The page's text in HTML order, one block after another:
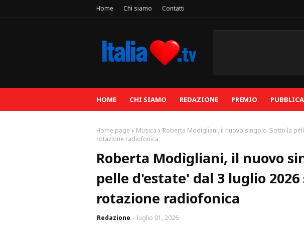
Home Chi siamo Contatti
HOME CHI SIAMO REDAZIONE PREMIO
Home page Musica
Roberta Modìgliani, il nuovo singolo 'Sotto la
rotazione radiofonica
Roberta Modìgliani, il nuovo
pelle d'estate' dal 3 luglio 2026
rotazione radiofonica
Redazione luglio 01, 2026